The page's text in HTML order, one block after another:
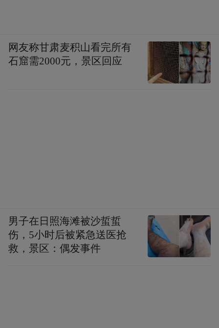
网友称甘肃麦积山看完所有
石窟需2000元，景区回应
男子在日照海滩被沙蜇蜇
伤，5小时后被紧急送医抢
救，景区：偶发事件